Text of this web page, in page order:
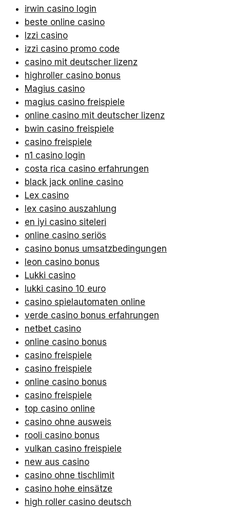
irwin casino login
beste online casino
Izzi casino
izzi casino promo code
casino mit deutscher lizenz
highroller casino bonus
Magius casino
magius casino freispiele
online casino mit deutscher lizenz
bwin casino freispiele
casino freispiele
n1 casino login
costa rica casino erfahrungen
black jack online casino
Lex casino
lex casino auszahlung
en iyi casino siteleri
online casino seriös
casino bonus umsatzbedingungen
leon casino bonus
Lukki casino
lukki casino 10 euro
casino spielautomaten online
verde casino bonus erfahrungen
netbet casino
online casino bonus
casino freispiele
casino freispiele
online casino bonus
casino freispiele
top casino online
casino ohne ausweis
rooli casino bonus
vulkan casino freispiele
new aus casino
casino ohne tischlimit
casino hohe einsätze
high roller casino deutsch